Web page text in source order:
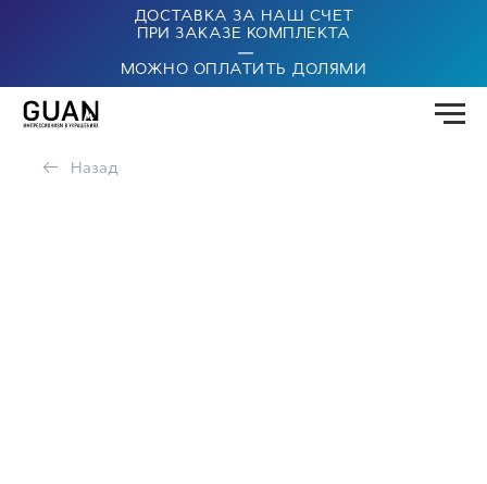
ДОСТАВКА ЗА НАШ СЧЕТ
ПРИ ЗАКАЗЕ КОМПЛЕКТА
|
МОЖНО ОПЛАТИТЬ ДОЛЯМИ
← Назад